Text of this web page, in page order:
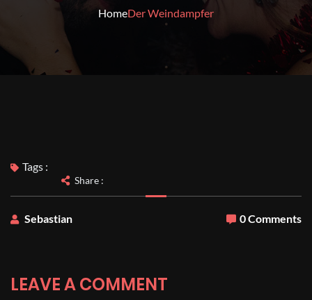
HomeDer Weindampfer
Tags :
Share :
Sebastian 0 Comments
LEAVE A COMMENT